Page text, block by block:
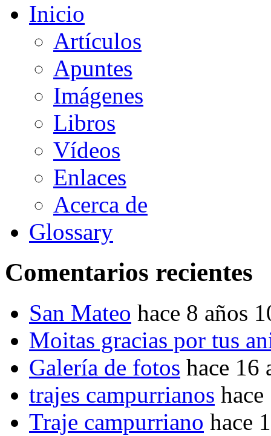
Inicio
Artículos
Apuntes
Imágenes
Libros
Vídeos
Enlaces
Acerca de
Glossary
Comentarios recientes
San Mateo hace 8 años
Moitas gracias por tus
Galería de fotos hace 16
trajes campurrianos
Traje campurriano hace